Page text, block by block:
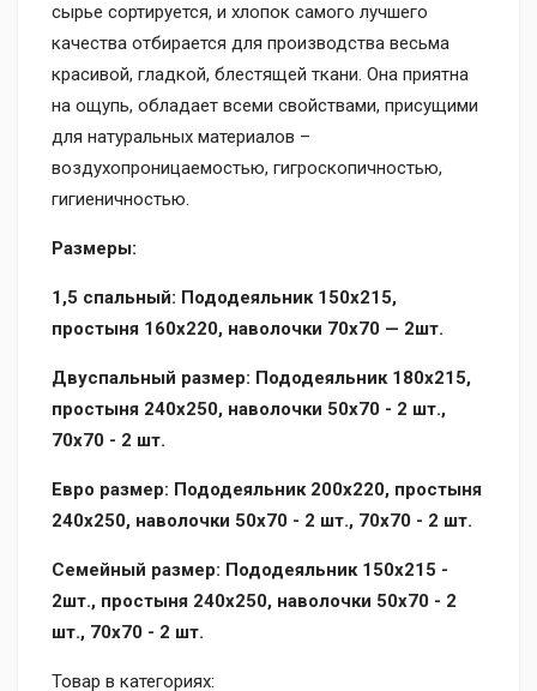
сырье сортируется, и хлопок самого лучшего
качества отбирается для производства весьма
красивой, гладкой, блестящей ткани. Она приятна
на ощупь, обладает всеми свойствами, присущими
для натуральных материалов –
воздухопроницаемостью, гигроскопичностью,
гигиеничностью.
Размеры:
1,5 спальный: Пододеяльник 150х215,
простыня 160х220, наволочки 70х70 — 2шт.
Двуспальный размер: Пододеяльник 180х215,
простыня 240х250, наволочки 50х70 - 2 шт.,
70x70 - 2 шт.
Евро размер: Пододеяльник 200х220, простыня
240х250, наволочки 50х70 - 2 шт., 70x70 - 2 шт.
Семейный размер: Пододеяльник 150х215 -
2шт., простыня 240х250, наволочки 50х70 - 2
шт., 70x70 - 2 шт.
Товар в категориях: